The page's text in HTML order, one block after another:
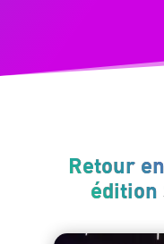
Retour
édition